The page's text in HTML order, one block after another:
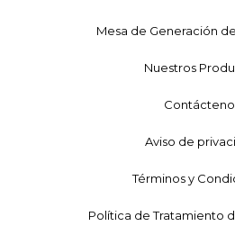
Mesa de Generación
Nuestros
Aviso de
Términos y
Política de Tratamiento